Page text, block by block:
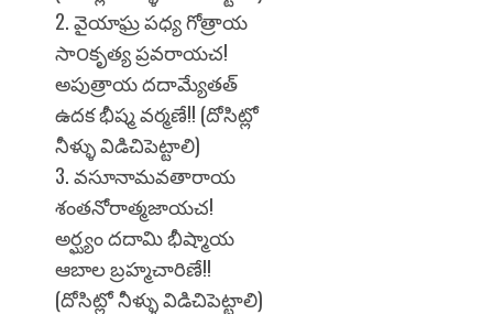
2. వైయాఘ్ర పధ్య గోత్రాయ
సా౦కృత్య ప్రవరాయచ!
అపుత్రాయ దదామ్యేతత్
ఉదక భీష్మ వర్మణే!! (దోసిట్లో
నీళ్ళు విడిచిపెట్టాలి)
3. వసూనామవతారాయ
శంతనోరాత్మజాయచ!
అర్ఘ్యం దదామి భీష్మాయ
ఆబాల బ్రహ్మచారిణే!!
(దోసిట్లో నీళ్ళు విడిచిపెట్టాలి)